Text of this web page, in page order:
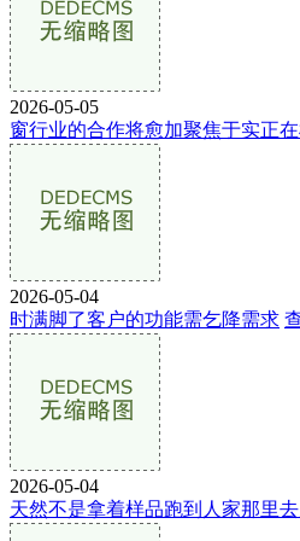
2026-05-05
窗行业的合作将愈加聚焦于实正
2026-05-04
时满脚了客户的功能需乞降需求
2026-05-04
天然不是拿着样品跑到人家那里